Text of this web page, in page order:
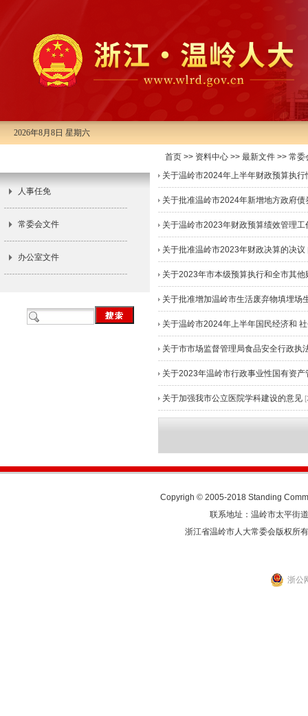
2026年8月8日 星期六
人事任免
常委会文件
办公室文件
首页 >> 资料中心 >> 最新文件 >> 常委
关于温岭市2024年上半年财政预算执行
关于批准温岭市2024年新增地方政府
关于温岭市2023年财政预算绩效管理工
关于批准温岭市2023年财政决算的决议
关于2023年市本级预算执行和全市其
关于批准增加温岭市生活废弃物填埋场
关于温岭市2024年上半年国民经济和
关于市市场监督管理局食品安全行政执
关于2023年温岭市行政事业性国有资
关于加强我市公立医院学科建设的意见
Copyrigh © 2005-2018 Standing
联系地址：温岭市太平
浙江省温岭市人大常委会版权所
浙公